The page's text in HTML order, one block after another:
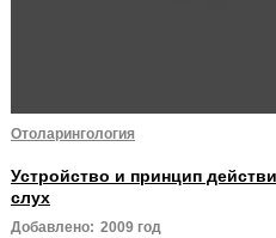
Отоларингология
Устройство и принцип
слух
Добавлено: 2009 год